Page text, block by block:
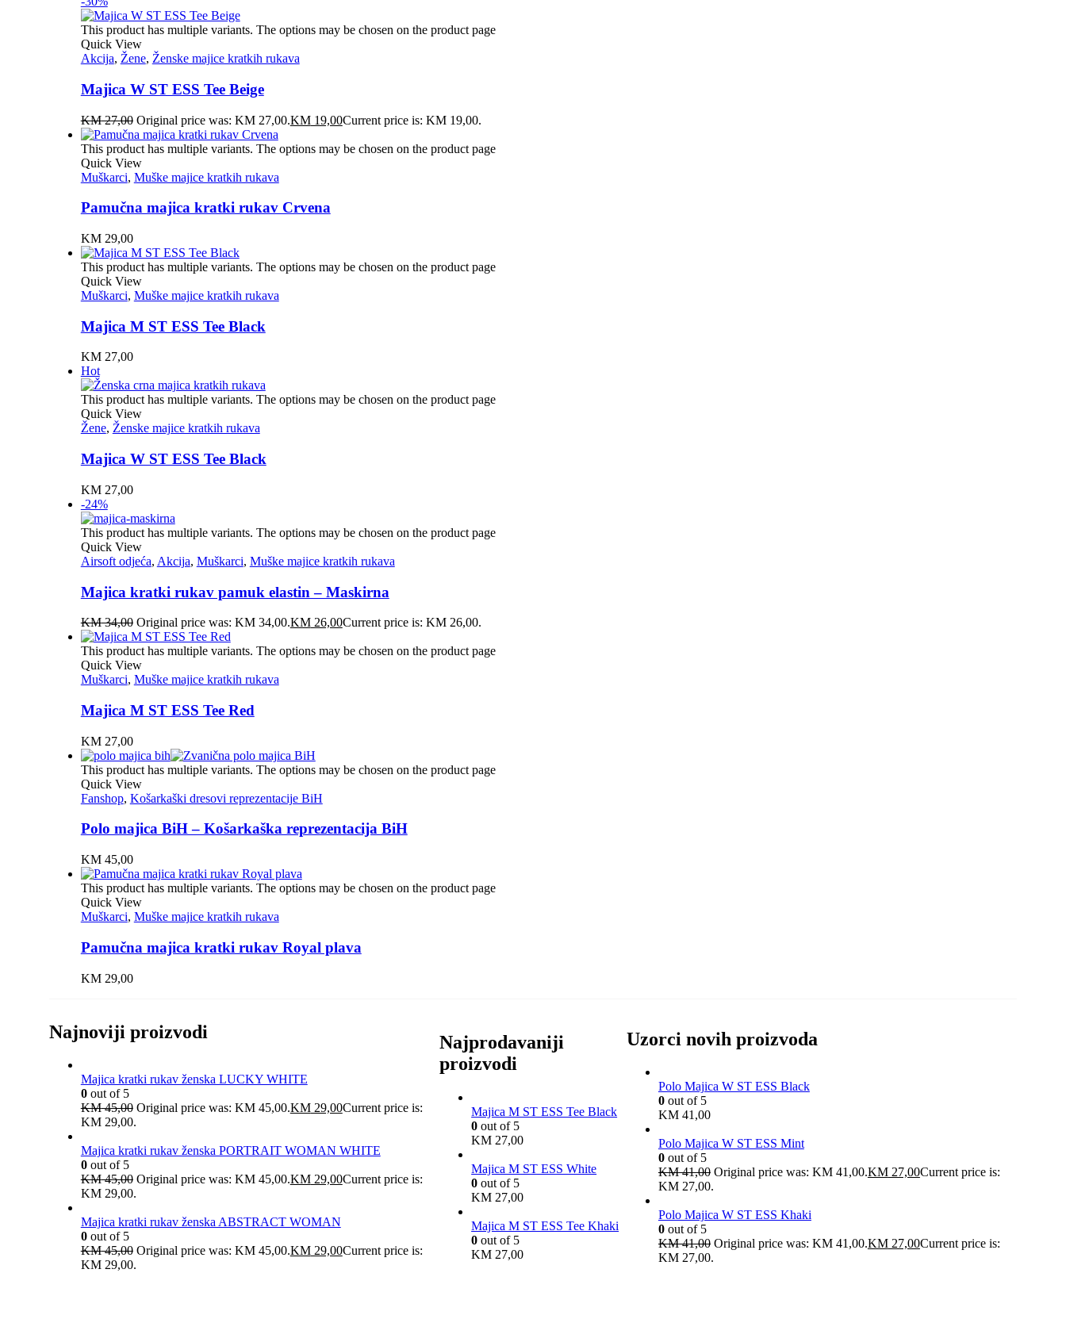
This product has multiple variants. The options may be chosen on the product page
Quick View
Akcija, Žene, Ženske majice kratkih rukava
Majica W ST ESS Tee Beige
KM27,00 Original price was: KM 27,00.KM19,00Current price is: KM 19,00.
This product has multiple variants. The options may be chosen on the product page
Quick View
Muškarci, Muške majice kratkih rukava
Pamučna majica kratki rukav Crvena
KM29,00
This product has multiple variants. The options may be chosen on the product page
Quick View
Muškarci, Muške majice kratkih rukava
Majica M ST ESS Tee Black
KM27,00
Hot
This product has multiple variants. The options may be chosen on the product page
Quick View
Žene, Ženske majice kratkih rukava
Majica W ST ESS Tee Black
KM27,00
-24%
This product has multiple variants. The options may be chosen on the product page
Quick View
Airsoft odjeća, Akcija, Muškarci, Muške majice kratkih rukava
Majica kratki rukav pamuk elastin – Maskirna
KM34,00 Original price was: KM 34,00.KM26,00Current price is: KM 26,00.
This product has multiple variants. The options may be chosen on the product page
Quick View
Muškarci, Muške majice kratkih rukava
Majica M ST ESS Tee Red
KM27,00
This product has multiple variants. The options may be chosen on the product page
Quick View
Fanshop, Košarkaški dresovi reprezentacije BiH
Polo majica BiH – Košarkaška reprezentacija BiH
KM45,00
This product has multiple variants. The options may be chosen on the product page
Quick View
Muškarci, Muške majice kratkih rukava
Pamučna majica kratki rukav Royal plava
KM29,00
Najnoviji proizvodi
Majica kratki rukav ženska LUCKY WHITE
0out of 5
KM45,00 Original price was: KM 45,00.KM29,00Current price is:
KM 29,00.
Majica kratki rukav ženska PORTRAIT WOMAN WHITE
0out of 5
KM45,00 Original price was: KM 45,00.KM29,00Current price is:
KM 29,00.
Majica kratki rukav ženska ABSTRACT WOMAN
0out of 5
KM45,00 Original price was: KM 45,00.KM29,00Current price is:
KM 29,00.
Najprodavaniji
proizvodi
Majica M ST ESS Tee Black
0 out of 5
KM 27,00
Majica M ST ESS White
0 out of 5
KM 27,00
Majica M ST ESS Tee Khaki
0 out of 5
KM 27,00
Uzorci novih proizvoda
Polo Majica W ST ESS Black
0out of 5
KM41,00
Polo Majica W ST ESS Mint
0out of 5
KM41,00 Original price was: KM 41,00.KM27,00Current price is:
KM 27,00.
Polo Majica W ST ESS Khaki
0out of 5
KM41,00 Original price was: KM 41,00.KM27,00Current price is:
KM 27,00.